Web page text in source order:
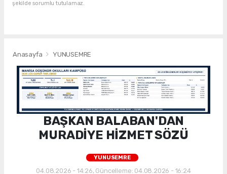
şekilde sorumlu tutulamaz.
Anasayfa YUNUSEMRE
BAŞKAN BALABAN'DAN
MURADİYE HİZMET SÖZÜ
YUNUSEMRE
04.08.2026 - 14:26, Güncelleme: 04.08.2026 - 16:24